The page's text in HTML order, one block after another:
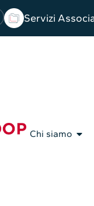
Servizi
Chi siamo